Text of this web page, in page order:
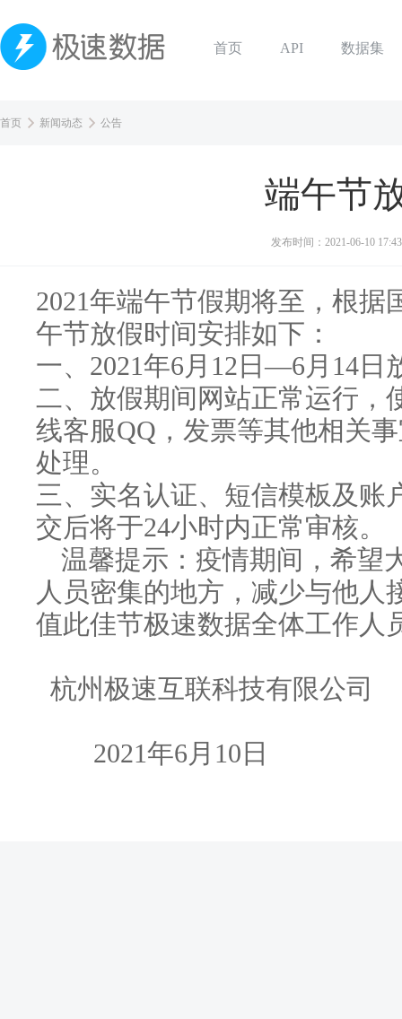
首页 API 数据集
首页 新闻动态 公告
端午节
发布时间： 2021-06-10 17:43
2021年端午节假期将至，根
午节放假时间安排如下：
一、2021年6月12日—6月14日
二、放假期间网站正常运行，
线客服QQ，发票等其他相关
处理。
三、实名认证、短信模板及账
交后将于24小时内正常审核。
温馨提示：疫情期间，希望
人员密集的地方，减少与他人
值此佳节极速数据全体工作人
杭州极速互联科技有限公司
2021年6月10日